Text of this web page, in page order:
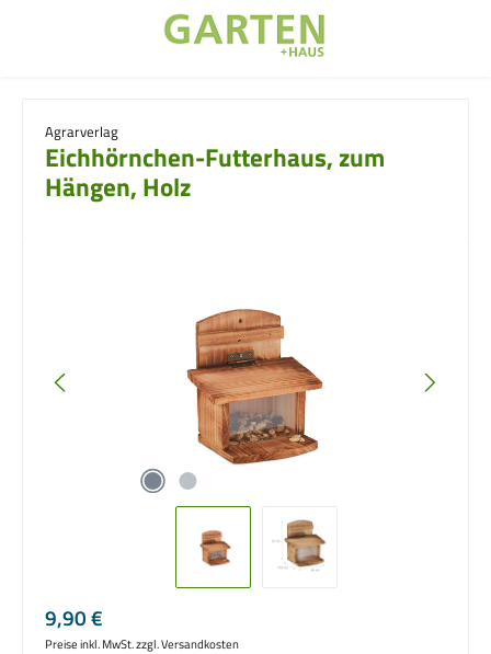
Agrarverlag
Eichhörnchen-Futterhaus, zum
Hängen, Holz
Regulärer Preis:
9,90 €
Preise inkl. MwSt. zzgl. Versandkosten